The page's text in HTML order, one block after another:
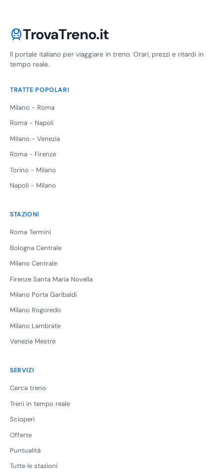
TrovaTreno.it
Il portale italiano per viaggiare in treno. Orari, prezzi e ritardi in
tempo reale.
TRATTE POPOLARI
Milano - Roma
Roma - Napoli
Milano - Venezia
Roma - Firenze
Torino - Milano
Napoli - Milano
STAZIONI
Roma Termini
Bologna Centrale
Milano Centrale
Firenze Santa Maria Novella
Milano Porta Garibaldi
Milano Rogoredo
Milano Lambrate
Venezia Mestre
SERVIZI
Cerca treno
Treni in tempo reale
Scioperi
Offerte
Puntualità
Tutte le stazioni